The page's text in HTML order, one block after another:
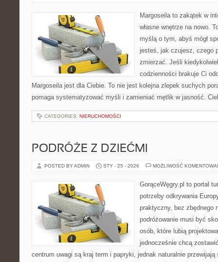
Margoseila to zakątek w
własne wnętrze na nowo.
myślą o tym, abyś mógł
jesteś, jak czujesz, czego
zmierzać. Jeśli
codzienności brakuje Ci
Margoseila jest dla Ciebie. To nie jest kolejna zlepek suchych
pomaga systematyzować myśli i zamieniać mętlik w jasność.
CATEGORIES: NIERUCHOMOŚCI
PODRÓŻE Z DZIEĆMI
POSTED BY ADMIN STY - 25 - 2026 MOŻLIWOŚĆ
GorąceWęgry.pl to portal
potrzeby odkrywania
praktyczny, bez zbędnego
podróżowanie musi być
osób, które lubią
jednocześnie chcą
centrum uwagi są kraj term i papryki, jednak naturalnie